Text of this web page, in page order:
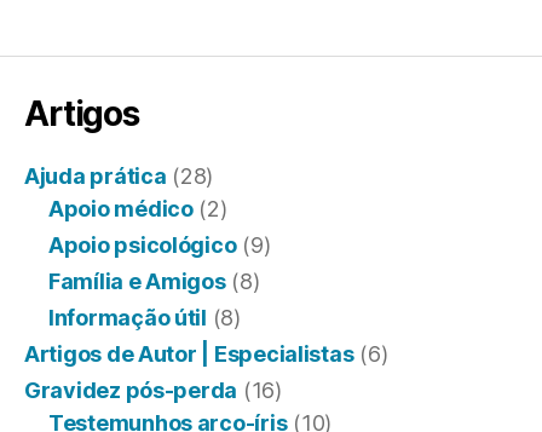
Artigos
Ajuda prática (28)
Apoio médico(2)
Apoio psicológico(9)
Família e Amigos(8)
Informação útil (8)
Artigos de Autor | Especialistas(6)
Gravidez pós-perda (16)
Testemunhos arco-íris(10)